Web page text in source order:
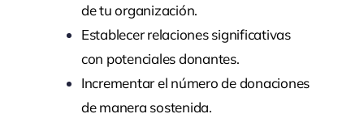
de tu organización.
Establecer relaciones significativas
con potenciales donantes.
Incrementar el número de donaciones
de manera sostenida.